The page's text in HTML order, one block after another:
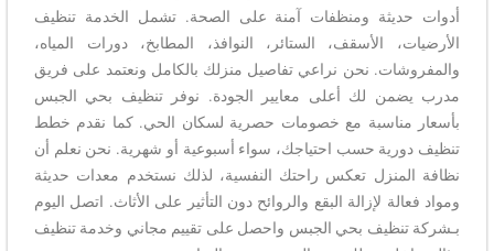
أدوات حديثة ومنظفات آمنة على الصحة. تشمل الخدمة تنظيف
الأرضيات، الأسقف، الستائر، النوافذ، المطابخ، دورات المياه،
والمفروشات. نحن نراعي تفاصيل منزلك بالكامل ونعتمد على فريق
مدرب يضمن لك أعلى معايير الجودة. نوفر تنظيف بحي الجبس
بأسعار مناسبة مع خصومات حصرية لسكان الحي. كما نقدم خطط
تنظيف دورية حسب احتياجك، سواء أسبوعية أو شهرية. نحن نعلم أن
نظافة المنزل تعكس راحتك النفسية، لذلك نستخدم معدات حديثة
ومواد فعالة لإزالة البقع والروائح دون التأثير على الأثاث. اتصل اليوم
بـشركة تنظيف بحي الجبس واحصل على تقييم مجاني وخدمة تنظيف